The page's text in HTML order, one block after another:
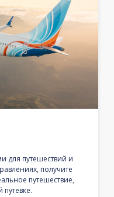
для путешествий и
получите
путешествие,